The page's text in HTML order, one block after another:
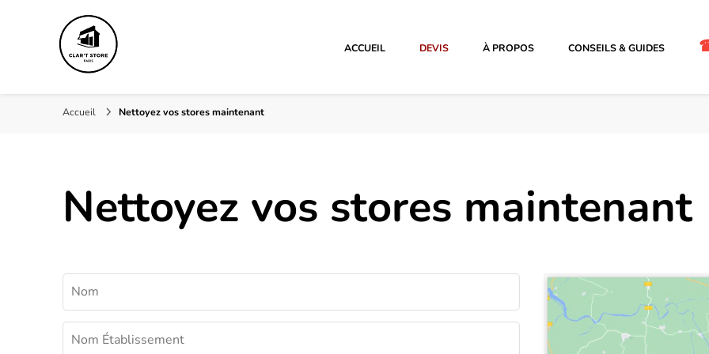
ACCUEIL DEVIS À PROPOS CONSEILS & GUIDES
Accueil Nettoyez vos stores maintenant
Nettoyez vos stores maintenant